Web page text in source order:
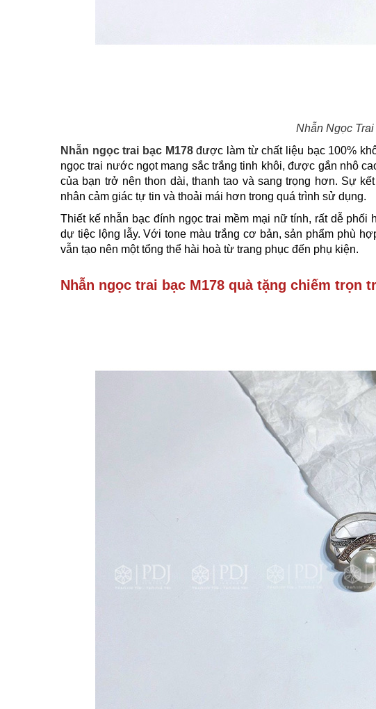
Nhẫn Ngọc
Nhẫn ngọc trai bạc M178được làm từ chất liệu bạc 100%
ngọc trai nước ngọt mang sắc trắng tinh khôi, được gắn nhô
của bạn trở nên thon dài, thanh tao và sang trọng hơn. Sự
nhân cảm giác tự tin và thoải mái hơn trong quá trình sử dụng.
Thiết kế nhẫn bạc đính ngọc trai mềm mại nữ tính, rất dễ
dự tiệc lộng lẫy. Với tone màu trắng cơ bản, sản phẩm phù
vẫn tạo nên một tổng thể hài hoà từ trang phục đến phụ kiện.
Nhẫn ngọc trai bạc M178 quà tặng chiếm trọn